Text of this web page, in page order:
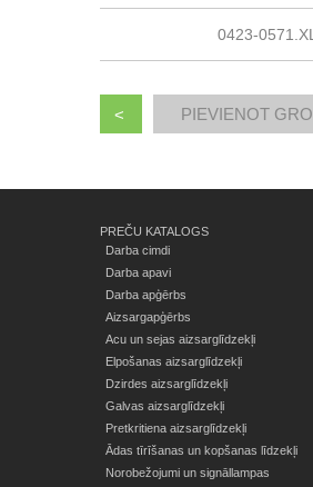
0423-0571.XL
<
PREČU KATALOGS
Darba cimdi
Darba apavi
Darba apģērbs
Aizsargapģērbs
Acu un sejas aizsarglīdzekļi
Elpošanas aizsarglīdzekļi
Dzirdes aizsarglīdzekļi
Galvas aizsarglīdzekļi
Pretkritiena aizsarglīdzekļi
Ādas tīrīšanas un kopšanas līdzekļi
Norobežojumi un signāllampas